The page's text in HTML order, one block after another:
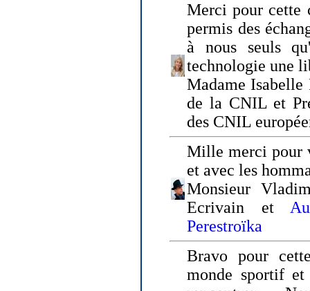
Merci pour cette
permis des
à nous seuls
technologie une
Madame Isabelle
de la CNIL et
des CNIL
Mille merci pour
et avec les
Monsieur
Ecrivain et
Perestroïka
Bravo pour
monde sportif